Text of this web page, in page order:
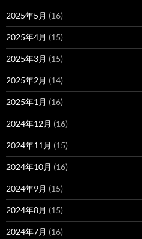
2025年5月 (16)
2025年4月 (15)
2025年3月 (15)
2025年2月 (14)
2025年1月 (16)
2024年12月 (16)
2024年11月 (15)
2024年10月 (16)
2024年9月 (15)
2024年8月 (15)
2024年7月 (16)